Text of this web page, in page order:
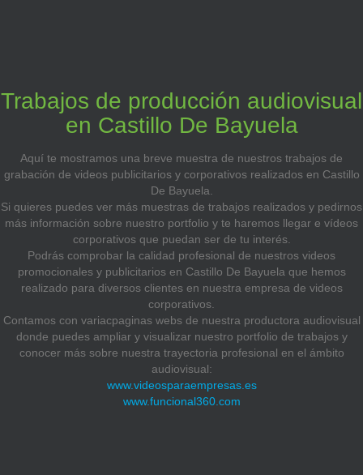
Trabajos de producción audiovisual
en Castillo De Bayuela
Aquí te mostramos una breve muestra de nuestros trabajos de
grabación de videos publicitarios y corporativos realizados en Castillo
De Bayuela.
Si quieres puedes ver más muestras de trabajos realizados y pedirnos
más información sobre nuestro portfolio y te haremos llegar e vídeos
corporativos que puedan ser de tu interés.
Podrás comprobar la calidad profesional de nuestros videos
promocionales y publicitarios en Castillo De Bayuela que hemos
realizado para diversos clientes en nuestra empresa de videos
corporativos.
Contamos con variacpaginas webs de nuestra productora audiovisual
donde puedes ampliar y visualizar nuestro portfolio de trabajos y
conocer más sobre nuestra trayectoria profesional en el ámbito
audiovisual:
www.videosparaempresas.es
www.funcional360.com